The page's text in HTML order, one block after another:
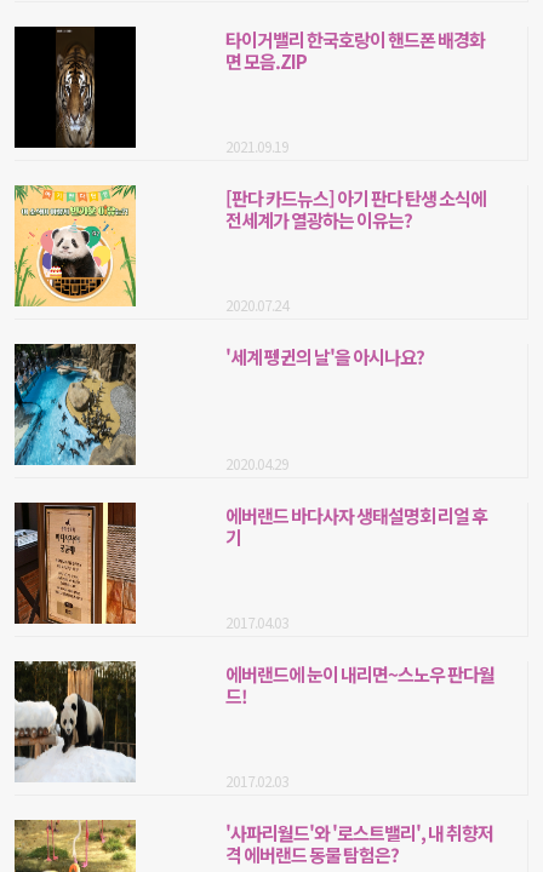
타이거밸리 한국호랑이 핸드폰 배경화
면 모음.ZIP
2021.09.19
[판다 카드뉴스] 아기 판다 탄생 소식에
전세계가 열광하는 이유는?
2020.07.24
'세계 펭귄의 날'을 아시나요?
2020.04.29
에버랜드 바다사자 생태설명회 리얼 후
기
2017.04.03
에버랜드에 눈이 내리면~스노우 판다월
드!
2017.02.03
'사파리월드'와 '로스트밸리', 내 취향저
격 에버랜드 동물 탐험은?